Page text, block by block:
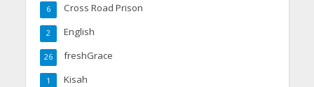
Cross Road Prison
6
English
2
freshGrace
26
Kisah
1